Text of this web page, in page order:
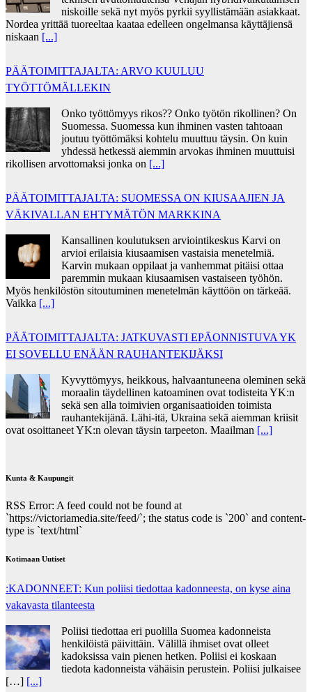
niskoille sekä nyt myös pyrkii syyllistämään asiakkaat.
Nordea yrittää tuoreeltaa kaataa edelleen ongelmansa käyttäjiensä
niskaan [...]
PÄÄTOIMITTAJALTA: ARVO KUULUU
TYÖTTÖMÄLLEKIN
Onko työttömyys rikos?? Onko työtön rikollinen? On
Suomessa. Suomessa kun ihminen vasten tahtoaan
joutuu työttömäksi kohtelu muuttuu täysin. On kuin
yhdessä hetkessä aiemmin arvokas ihminen muuttuisi
rikollisen arvottomaksi jonka on [...]
PÄÄTOIMITTAJALTA: SUOMESSA ON KIUSAAJIEN JA
VÄKIVALLAN EHTYMÄTÖN MARKKINA
Kansallinen koulutuksen arviointikeskus Karvi on
arvioi erilaisia kiusaamisen vastaisia menetelmiä.
Karvin mukaan oppilaat ja vanhemmat pitäisi ottaa
paremmin mukaan kiusaamisen vastaiseen työhön.
Myös henkilöstön sitoutuminen menetelmän käyttöön on tärkeää.
Vaikka [...]
PÄÄTOIMITTAJALTA: JATKUVASTI EPÄONNISTUVA YK
EI SOVELLU ENÄÄN RAUHANTEKIJÄKSI
Kyvyttömyys, heikkous, halvaantuneena oleminen sekä
moraalin täydellinen katoaminen ovat todisteita YK:n
sekä sen alla toimivien organisaatioiden toimista
rauhantekijänä. Lähi-itä, Ukraina sekä aiemman kriisit
ovat osoittaneet YK:n olevan täysin tarpeeton. Maailman [...]
Kunta & Kaupungit
RSS Error: A feed could not be found at
`https://victoriamedia.site/feed/`; the status code is `200` and content-
type is `text/html`
Kotimaan Uutiset
:KADONNEET: Kun poliisi tiedottaa kadonneesta, on kyse aina
vakavasta tilanteesta
Poliisi tiedottaa eri puolilla Suomea kadonneista
henkilöistä päivittäin. Välillä ihmiset ovat olleet
kadoksissa vain pienen hetken. Poliisi ei koskaan
tiedota kadonneista vähäisin perustein. Poliisi julkaisee
[…] [...]